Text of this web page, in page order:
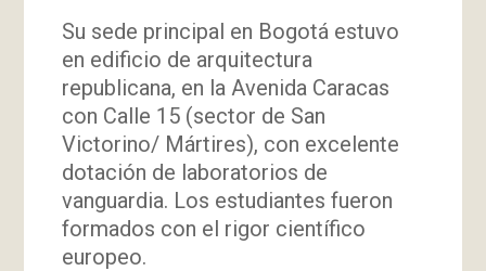
Su sede principal en Bogotá estuvo
en edificio de arquitectura
republicana, en la Avenida Caracas
con Calle 15 (sector de San
Victorino/ Mártires), con excelente
dotación de laboratorios de
vanguardia. Los estudiantes fueron
formados con el rigor científico
europeo.